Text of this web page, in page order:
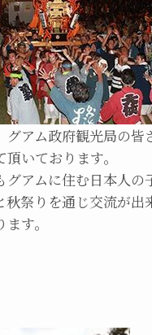
グアム政府観光局の皆
いております。
グアムに住む日本人の
秋祭りを通じ交流が出
す。